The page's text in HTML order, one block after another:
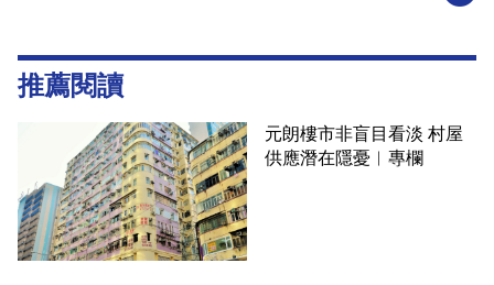
推薦閱讀
元朗樓市非盲目看淡 村屋
供應潛在隱憂︳專欄